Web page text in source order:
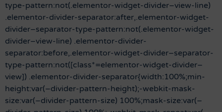
type-pattern:not(.elementor-widget-divider–view-line)
.elementor-divider-separator:after,.elementor-widget-
divider–separator-type-pattern:not(.elementor-widget-
divider–view-line) .elementor-divider-
separator:before,.elementor-widget-divider–separator-
type-pattern:not([class*=elementor-widget-divider–
view]) .elementor-divider-separator{width:100%;min-
height:var(–divider-pattern-height);-webkit-mask-
size:var(–divider-pattern-size) 100%;mask-size:var(–